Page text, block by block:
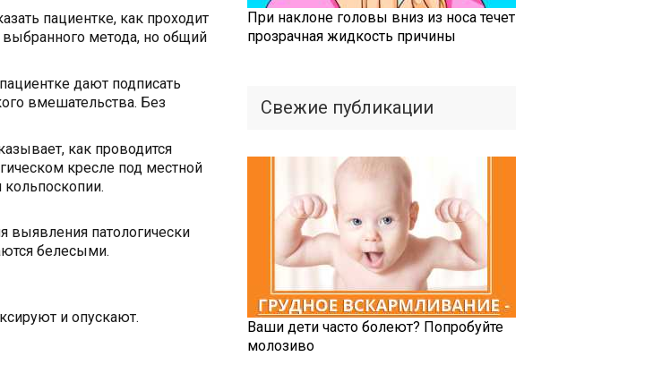
пациентке, как проходит
выбранного метода, но общий
дают подписать
вмешательства. Без
как проводится
кресле под местной
патологически
белесыми.
и опускают.
При наклоне головы вниз из носа течет
прозрачная жидкость причины
Свежие публикации
Ваши дети часто болеют? Попробуйте
молозиво